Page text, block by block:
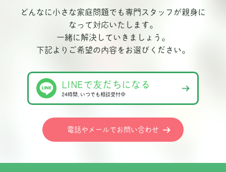
どんなに小さな家庭問題でも専門スタッフが親身に
なって対応いたします。
一緒に解決していきましょう。
下記よりご希望の内容をお選びください。
LINEで友だちになる
24時間､いつでも相談受付中
電話やメールでお問い合わせ